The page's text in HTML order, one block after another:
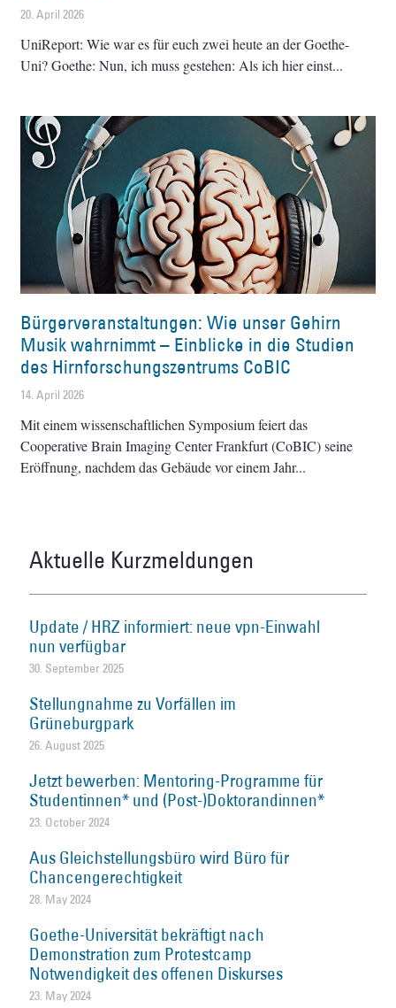
20. April 2026
UniReport: Wie war es für euch zwei heute an der Goethe-
Uni? Goethe: Nun, ich muss gestehen: Als ich hier einst
Bürgerveranstaltungen: Wie unser Gehirn
Musik wahrnimmt – Einblicke in die Studien
des Hirnforschungszentrums CoBIC
14. April 2026
Mit einem wissenschaftlichen Symposium feiert das
Cooperative Brain Imaging Center Frankfurt (CoBIC) seine
Eröffnung, nachdem das Gebäude vor einem Jahr
Aktuelle Kurzmeldungen
Update / HRZ informiert: neue vpn-Einwahl
nun verfügbar
30. September 2025
Stellungnahme zu Vorfällen im
Grüneburgpark
26. August 2025
Jetzt bewerben: Mentoring-Programme für
Studentinnen* und (Post-)Doktorandinnen*
23. October 2024
Aus Gleichstellungsbüro wird Büro für
Chancengerechtigkeit
28. May 2024
Goethe-Universität bekräftigt nach
Demonstration zum Protestcamp
Notwendigkeit des offenen Diskurses
23. May 2024